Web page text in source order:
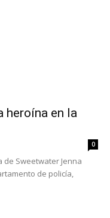
heroína en la
0
de Sweetwater Jenna
de policía,